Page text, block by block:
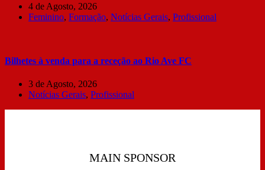
4 de Agosto, 2026
Feminino, Formação, Notícias Gerais, Profissional
Bilhetes à venda para a receção ao Rio Ave FC
3 de Agosto, 2026
Notícias Gerais, Profissional
MAIN SPONSOR